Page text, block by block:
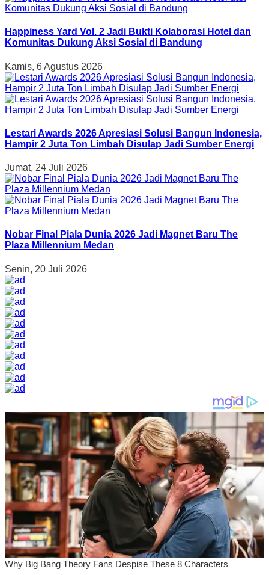
Happiness Yard Vol. 2 Jadi Bukti Kolaborasi Hotel dan
Komunitas Dukung Aksi Sosial di Bandung
Kamis, 6 Agustus 2026
Lestari Awards 2026 Apresiasi Solusi Bangun Indonesia,
Hampir 2 Juta Ton Limbah Disulap Jadi Sumber Energi
Jumat, 24 Juli 2026
Nobar Final Piala Dunia 2026 Jadi Magnet Baru The
Plaza Millennium Medan
Senin, 20 Juli 2026